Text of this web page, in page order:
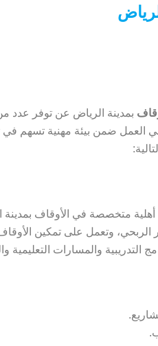
بمدينة الرياض عن توفر عدد
العمل ضمن بيئة مهنية تسهم في
متخصصة في الأوقاف
الربحي، وتعمل على تمكين
التدريبية والمسارات التعليمية